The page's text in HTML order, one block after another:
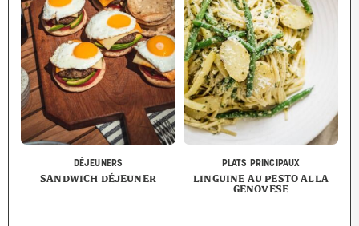
DÉJEUNERS
SANDWICH DÉJEUNER
PLATS PRINCIPAUX
LINGUINE AU PESTO ALLA
GENOVESE